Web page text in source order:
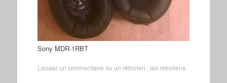
Sony MDR-1RBT
Laisser un commentaire ou un rétrolien : les retroliens